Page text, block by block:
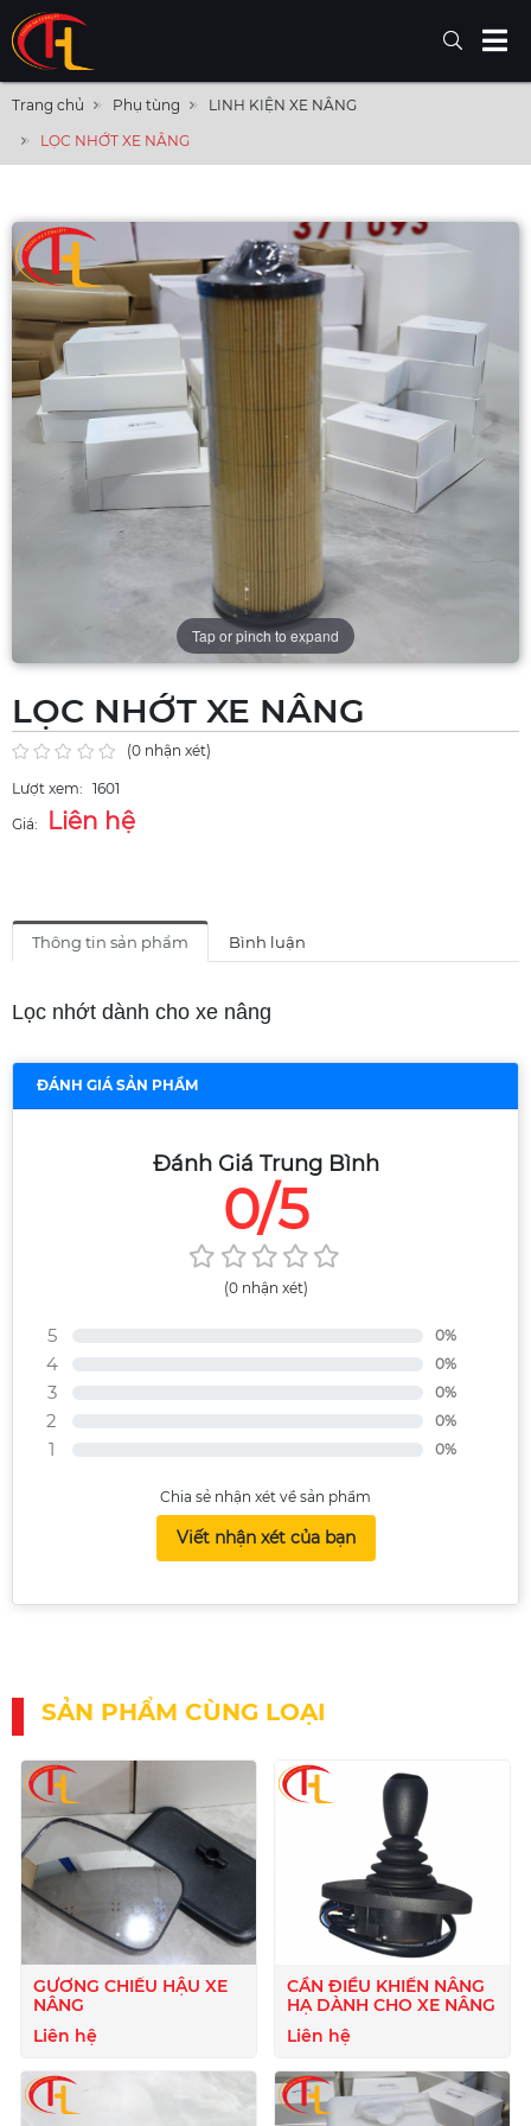
Trang chủ Phụ tùng
LINH KIỆN XE NÂNG
LỌC NHỚT XE NÂNG
Tap or pinch to expand
LỌC NHỚT XE NÂNG
(0 nhận xét)
Lượt xem: 1601
Giá:
Liên hệ
Thông tin sản phẩm Bình luận
Lọc nhớt dành cho xe nâng
ĐÁNH GIÁ SẢN PHẨM
Đánh Giá Trung Bình
0/5
(0 nhận xét)
5 0%
4 0%
3 0%
2 0%
1 0%
Chia sẻ nhận xét về sản phẩm
Viết nhận xét của bạn
SẢN PHẨM CÙNG LOẠI
GƯƠNG CHIẾU HẬU XE
NÂNG
Liên hệ
CẦN ĐIỀU KHIỂN NÂNG
HẠ DÀNH CHO XE NÂNG
Liên hệ